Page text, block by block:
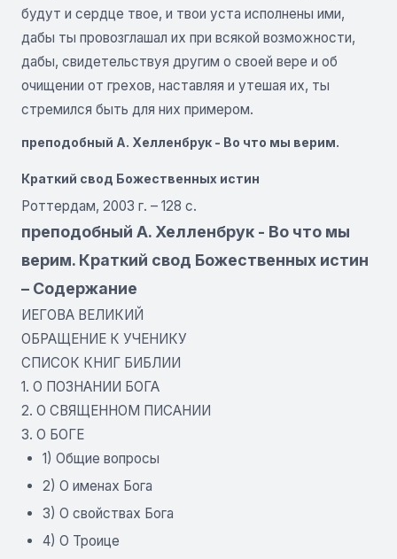
будут и сердце твое, и твои уста исполнены ими,
дабы ты провозглашал их при всякой возможности,
дабы, свидетельствуя другим о своей вере и об
очищении от грехов, наставляя и утешая их, ты
стремился быть для них примером.
преподобный А. Хелленбрук - Во что мы верим.
Краткий свод Божественных истин
Роттердам, 2003 г. – 128 с.
преподобный А. Хелленбрук - Во что мы
верим. Краткий свод Божественных истин
– Содержание
ИЕГОВА ВЕЛИКИЙ
ОБРАЩЕНИЕ К УЧЕНИКУ
СПИСОК КНИГ БИБЛИИ
1. О ПОЗНАНИИ БОГА
2. О СВЯЩЕННОМ ПИСАНИИ
3. О БОГЕ
1) Общие вопросы
2) О именах Бога
3) О свойствах Бога
4) О Троице